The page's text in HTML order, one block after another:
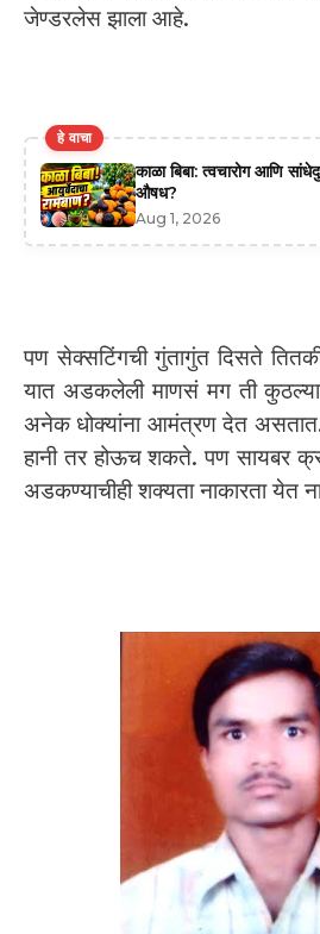
जेण्डरलेस झाला आहे.
हे वाचा
काळा बिबा: त्वचारोग आणि
औषध?
Aug 1, 2026
पण सेक्सटिंगची गुंतागुंत दिसते
यात अडकलेली माणसं मग ती
अनेक धोक्यांना आमंत्रण देत असतात.
हानी तर होऊच शकते. पण सायबर
अडकण्याचीही शक्यता नाकारता येत